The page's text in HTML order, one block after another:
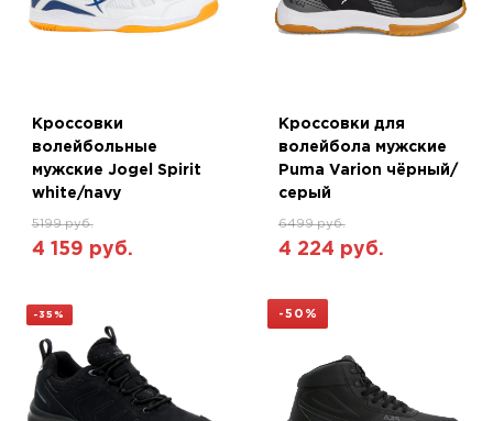
Кроссовки
волейбольные
мужские Jogel Spirit
white/navy
5199 руб.
4 159 руб.
Кроссовки для
волейбола мужские
Puma Varion чёрный/
серый
6499 руб.
4 224 руб.
-35% -50%